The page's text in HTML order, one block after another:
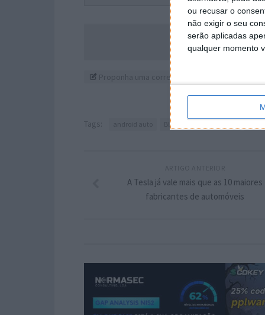
ou recusar o
não exigir o seu
serão aplicadas
qualquer momento
Acompanhe o
Proponha uma correção, faça uma sugestão
Tags: Bloqueador automático
A Tesla já vale mais que as 10 maiores
fabricantes de automóveis